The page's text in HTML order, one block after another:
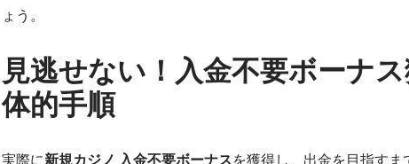
ょう。
見逃せない！入金不要ボーナ
体的手順
実際に新規カジノ 入金不要ボーナスを獲得し、出金を目指す